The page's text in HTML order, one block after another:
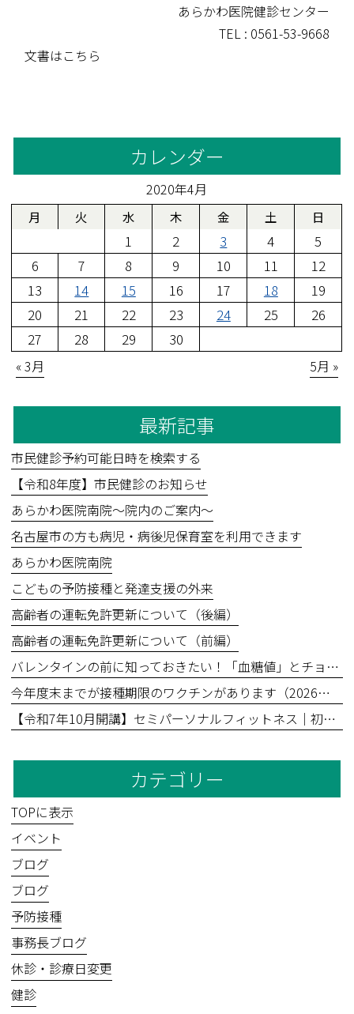
あらかわ医院健診センター
TEL : 0561-53-9668
文書はこちら
カレンダー
2020年4月
月 火 水 木 金 土 日
1 2 3 4
5
6
7 8 9 10 11
12
13
14 15 16 17 18
19
20
21 22 23 24 25
26
27
28 29
30
« 3月
5月 »
最新記事
市民健診予約可能日時を検索する
【令和8年度】市民健診のお知らせ
あらかわ医院南院～院内のご案内～
名古屋市の方も病児・病後児保育室を利用できます
あらかわ医院南院
こどもの予防接種と発達支援の外来
高齢者の運転免許更新について（後編）
高齢者の運転免許更新について（前編）
バレンタインの前に知っておきたい！「血糖値」とチョコレートの食べ方
今年度末までが接種期限のワクチンがあります（2026年3月31日まで）
【令和7年10月開講】セミパーソナルフィットネス｜初回無料体験あり
カテゴリー
TOPに表示
イベント
ブログ
ブログ
予防接種
事務長ブログ
休診・診療日変更
健診